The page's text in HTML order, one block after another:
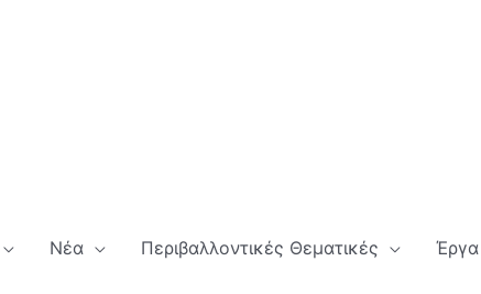
Νέα Περιβαλλοντικές Θεματικές Έργα